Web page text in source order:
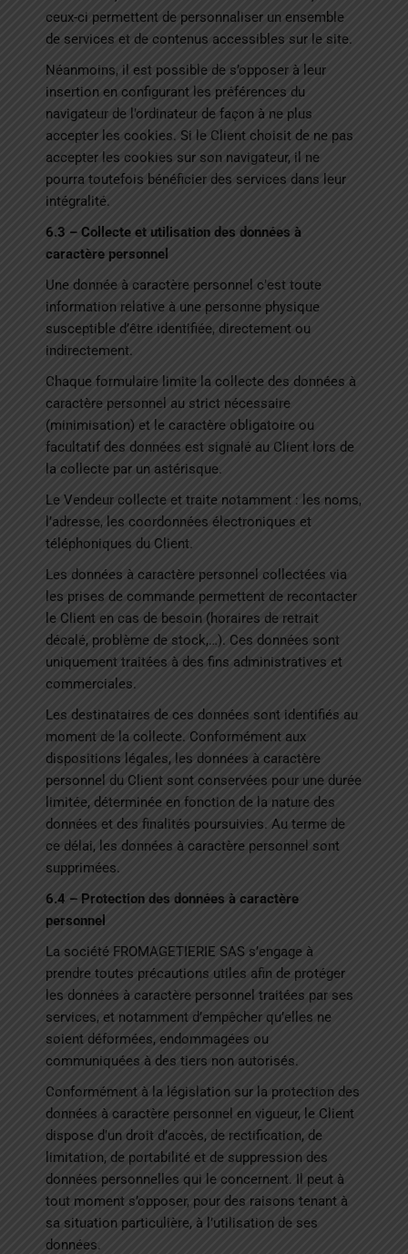
ceux-ci permettent de personnaliser un ensemble
de services et de contenus accessibles sur le site.
Néanmoins, il est possible de s’opposer à leur
insertion en configurant les préférences du
navigateur de l’ordinateur de façon à ne plus
accepter les cookies. Si le Client choisit de ne pas
accepter les cookies sur son navigateur, il ne
pourra toutefois bénéficier des services dans leur
intégralité.
6.3 – Collecte et utilisation des données à
caractère personnel
Une donnée à caractère personnel c’est toute
information relative à une personne physique
susceptible d’être identifiée, directement ou
indirectement.
Chaque formulaire limite la collecte des données à
caractère personnel au strict nécessaire
(minimisation) et le caractère obligatoire ou
facultatif des données est signalé au Client lors de
la collecte par un astérisque.
Le Vendeur collecte et traite notamment : les noms,
l’adresse, les coordonnées électroniques et
téléphoniques du Client.
Les données à caractère personnel collectées via
les prises de commande permettent de recontacter
le Client en cas de besoin (horaires de retrait
décalé, problème de stock,…). Ces données sont
uniquement traitées à des fins administratives et
commerciales.
Les destinataires de ces données sont identifiés au
moment de la collecte. Conformément aux
dispositions légales, les données à caractère
personnel du Client sont conservées pour une durée
limitée, déterminée en fonction de la nature des
données et des finalités poursuivies. Au terme de
ce délai, les données à caractère personnel sont
supprimées.
6.4 – Protection des données à caractère
personnel
La société FROMAGETIERIE SAS s’engage à
prendre toutes précautions utiles afin de protéger
les données à caractère personnel traitées par ses
services, et notamment d’empêcher qu’elles ne
soient déformées, endommagées ou
communiquées à des tiers non autorisés.
Conformément à la législation sur la protection des
données à caractère personnel en vigueur, le Client
dispose d’un droit d’accès, de rectification, de
limitation, de portabilité et de suppression des
données personnelles qui le concernent. Il peut à
tout moment s’opposer, pour des raisons tenant à
sa situation particulière, à l’utilisation de ses
données.